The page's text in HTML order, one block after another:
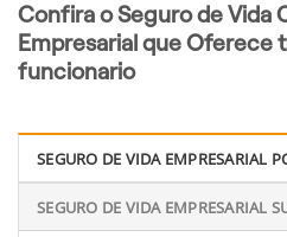
Confira o Seguro de Vida
Empresarial que Oferece
funcionario
SEGURO DE VIDA EMPRESARIAL
SEGURO DE VIDA EMPRESARIAL